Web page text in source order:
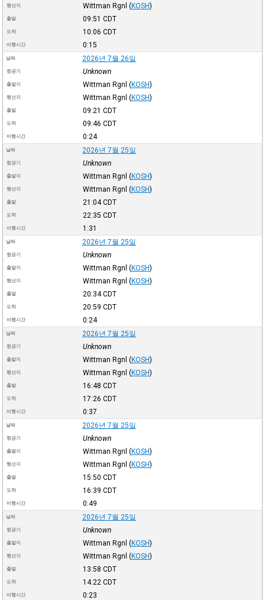
행선지 Wittman Rgnl (KOSH)
출발 09:51 CDT
도착 10:06 CDT
비행시간 0:15
날짜 2026년 7월 26일
항공기 Unknown
출발지 Wittman Rgnl (KOSH)
행선지 Wittman Rgnl (KOSH)
출발 09:21 CDT
도착 09:46 CDT
비행시간 0:24
날짜 2026년 7월 25일
항공기 Unknown
출발지 Wittman Rgnl (KOSH)
행선지 Wittman Rgnl (KOSH)
출발 21:04CDT
도착 22:35 CDT
비행시간 1:31
날짜 2026년 7월 25일
항공기 Unknown
출발지 Wittman Rgnl (KOSH)
행선지 Wittman Rgnl (KOSH)
출발 20:34CDT
도착 20:59 CDT
비행시간 0:24
날짜 2026년 7월 25일
항공기 Unknown
출발지 Wittman Rgnl (KOSH)
행선지 Wittman Rgnl (KOSH)
출발 16:48 CDT
도착 17:26 CDT
비행시간 0:37
날짜 2026년 7월 25일
항공기 Unknown
출발지 Wittman Rgnl (KOSH)
행선지 Wittman Rgnl (KOSH)
출발 15:50 CDT
도착 16:39 CDT
비행시간 0:49
날짜 2026년 7월 25일
항공기 Unknown
출발지 Wittman Rgnl (KOSH)
행선지 Wittman Rgnl (KOSH)
출발 13:58 CDT
도착 14:22 CDT
비행시간 0:23